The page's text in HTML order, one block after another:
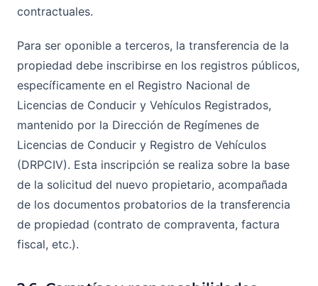
contractuales.
Para ser oponible a terceros, la transferencia de la
propiedad debe inscribirse en los registros públicos,
específicamente en el Registro Nacional de
Licencias de Conducir y Vehículos Registrados,
mantenido por la Dirección de Regímenes de
Licencias de Conducir y Registro de Vehículos
(DRPCIV). Esta inscripción se realiza sobre la base
de la solicitud del nuevo propietario, acompañada
de los documentos probatorios de la transferencia
de propiedad (contrato de compraventa, factura
fiscal, etc.).